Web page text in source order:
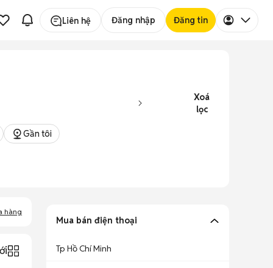
Liên hệ Đăng nhập Đăng tin
Xoá
lọc
Gần tôi
hàng
Mua bán điện thoại
Tp Hồ Chí Minh